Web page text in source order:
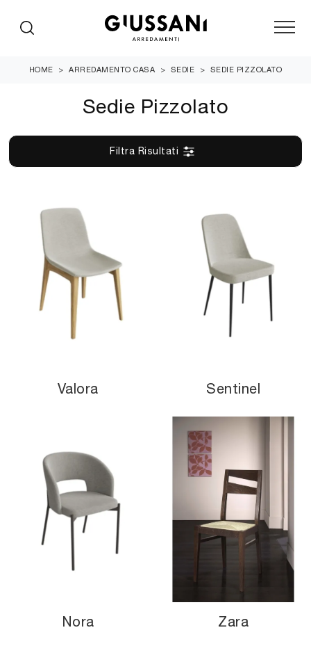
HOME > ARREDAMENTO CASA > SEDIE > SEDIE PIZZOLATO
Sedie Pizzolato
Filtra Risultati
Valora Sentinel
Nora Zara